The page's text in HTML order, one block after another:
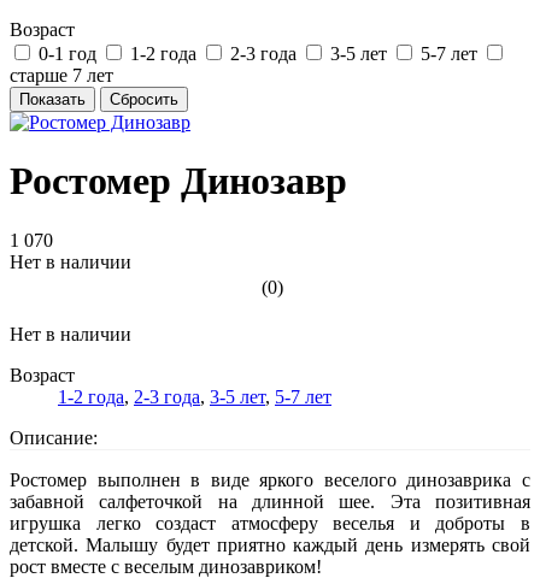
Возраст
0-1 год
1-2 года 2-3 года 3-5 лет
5-7 лет
старше 7 лет
Ростомер Динозавр
1 070
Нет в наличии
(0)
Нет в наличии
Возраст
1-2 года, 2-3 года, 3-5 лет, 5-7 лет
Описание:
Ростомер выполнен в виде яркого веселого динозаврика с
забавной салфеточкой на длинной шее. Эта позитивная
игрушка легко создаст атмосферу веселья и доброты в
детской. Малышу будет приятно каждый день измерять свой
рост вместе с веселым динозавриком!